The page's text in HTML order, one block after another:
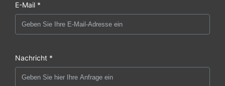
E-Mail *
Nachricht *